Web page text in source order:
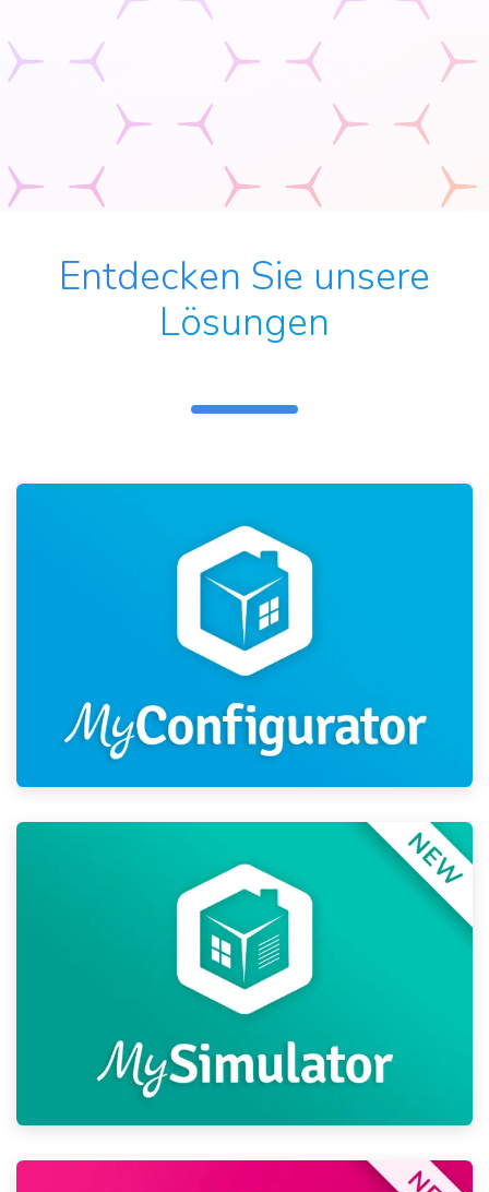
Entdecken Sie unsere
Lösungen